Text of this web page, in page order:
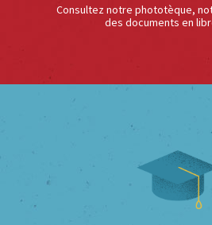
Consultez notre phototèque,
des documents en